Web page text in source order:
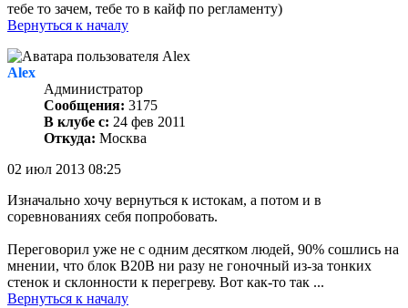
тебе то зачем, тебе то в кайф по регламенту)
Вернуться к началу
Alex
Администратор
Сообщения: 3175
В клубе с: 24 фев 2011
Откуда: Москва
02 июл 2013 08:25
Изначально хочу вернуться к истокам, а потом и в
соревнованиях себя попробовать.
Переговорил уже не с одним десятком людей, 90% сошлись на
мнении, что блок B20B ни разу не гоночный из-за тонких
стенок и склонности к перегреву. Вот как-то так ...
Вернуться к началу